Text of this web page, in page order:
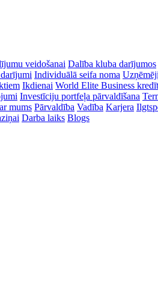
veidošanai Dalība kluba darījumos
Individuālā seifa noma
Ikdienai World Elite Business
Investīciju portfeļa pārvaldīšana
mums Pārvaldība Vadība Karjera
Darba laiks Blogs